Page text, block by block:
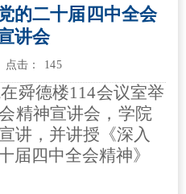
的二十届四中全会
讲会
点击： 145
舜德楼114会议室举
精神宣讲会，学院
讲，并讲授《深入
届四中全会精神》